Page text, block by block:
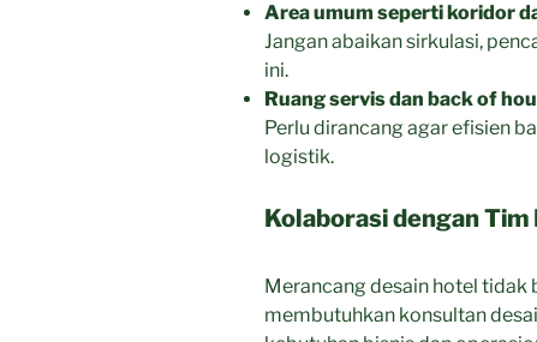
Area umum seperti koridor
Jangan abaikan sirkulasi,
ini.
Ruang servis dan back of
Perlu dirancang agar efisien
logistik.
Kolaborasi dengan
Merancang desain hotel tidak
membutuhkan konsultan